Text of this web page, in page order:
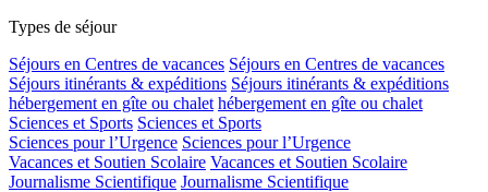
Types de séjour
Séjours en Centres de vacances Séjours en Centres de vacances
Séjours itinérants & expéditions Séjours itinérants & expéditions
hébergement en gîte ou chalet hébergement en gîte ou chalet
Sciences et Sports Sciences et Sports
Sciences pour l’Urgence Sciences pour l’Urgence
Vacances et Soutien Scolaire Vacances et Soutien Scolaire
Journalisme Scientifique Journalisme Scientifique